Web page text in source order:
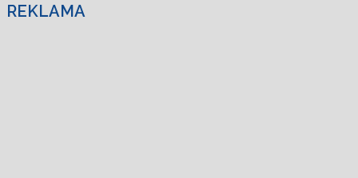
REKLAMA